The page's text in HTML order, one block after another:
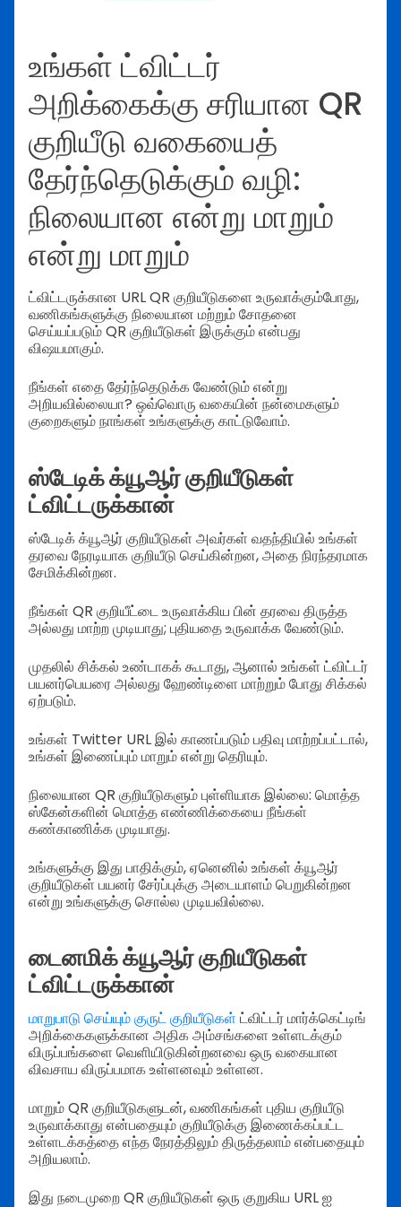
உங்கள் ட்விட்டர்
அறிக்கைக்கு சரியான QR
குறியீடு வகையைத்
தேர்ந்தெடுக்கும் வழி:
நிலையான என்று மாறும்
என்று மாறும்
ட்விட்டருக்கான URL QR குறியீடுகளை உருவாக்கும்போது,
வணிகங்களுக்கு நிலையான மற்றும் சோதனை
செய்யப்படும் QR குறியீடுகள் இருக்கும் என்பது
விஷயமாகும்.
நீங்கள் எதை தேர்ந்தெடுக்க வேண்டும் என்று
அறியவில்லையா? ஒவ்வொரு வகையின் நன்மைகளும்
குறைகளும் நாங்கள் உங்களுக்கு காட்டுவோம்.
ஸ்டேடிக் க்யூஆர் குறியீடுகள்
ட்விட்டருக்கான்
ஸ்டேடிக் க்யூஆர் குறியீடுகள் அவர்கள் வதந்தியில் உங்கள்
தரவை நேரடியாக குறியீடு செய்கின்றன, அதை நிரந்தரமாக
சேமிக்கின்றன.
நீங்கள் QR குறியீட்டை உருவாக்கிய பின் தரவை திருத்த
அல்லது மாற்ற முடியாது; புதியதை உருவாக்க வேண்டும்.
முதலில் சிக்கல் உண்டாகக் கூடாது, ஆனால் உங்கள் ட்விட்டர்
பயனர்பெயரை அல்லது ஹேண்டிளை மாற்றும் போது சிக்கல்
ஏற்படும்.
உங்கள் Twitter URL இல் காணப்படும் பதிவு மாற்றப்பட்டால்,
உங்கள் இணைப்பும் மாறும் என்று தெரியும்.
நிலையான QR குறியீடுகளும் புள்ளியாக இல்லை: மொத்த
ஸ்கேன்களின் மொத்த எண்ணிக்கையை நீங்கள்
கண்காணிக்க முடியாது.
உங்களுக்கு இது பாதிக்கும், ஏனெனில் உங்கள் க்யூஆர்
குறியீடுகள் பயனர் சேர்ப்புக்கு அடையாளம் பெறுகின்றன
என்று உங்களுக்கு சொல்ல முடியவில்லை.
டைனமிக் க்யூஆர் குறியீடுகள்
ட்விட்டருக்கான்
மாறுபாடு செய்யும் குருட் குறியீடுகள் ட்விட்டர் மார்க்கெட்டிங்
அறிக்கைகளுக்கான அதிக அம்சங்களை உள்ளடக்கும்
விருப்பங்களை வெளியிடுகின்றனவை ஒரு வகையான
விவசாய விருப்பமாக உள்ளனவும் உள்ளன.
மாறும் QR குறியீடுகளுடன், வணிகங்கள் புதிய குறியீடு
உருவாக்காது என்பதையும் குறியீடுக்கு இணைக்கப்பட்ட
உள்ளடக்கத்தை எந்த நேரத்திலும் திருத்தலாம் என்பதையும்
அறியலாம்.
இது நடைமுறை QR குறியீடுகள் ஒரு குறுகிய URL ஐ